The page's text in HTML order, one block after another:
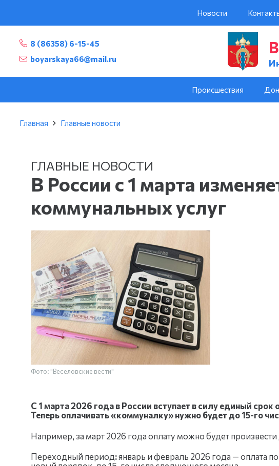
Новости
8 (86358) 6-15-45
boyarskaya66@mail.ru
Происшествия
Главная Главные новости
ГЛАВНЫЕ НОВОСТИ
В России с 1 марта
коммунальных услуг
Фото: "Веселовские вести"
С 1 марта 2026 года в России вступает в силу единый
Теперь оплачивать «коммуналку» нужно будет до 15-го
Например, за март 2026 года оплату можно будет
Переходный период:январь и февраль 2026 года — оплата